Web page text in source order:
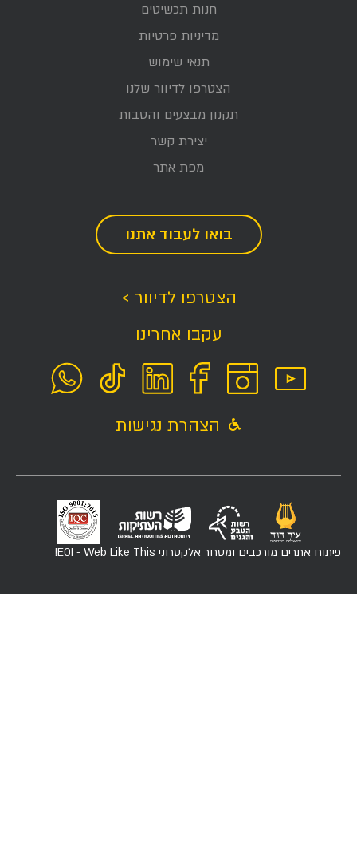
חנות תכשיטים
מדיניות פרטיות
תנאי שימוש
הצטרפו לדיוור שלנו
תקנון מבצעים והטבות
יצירת קשר
מפת אתר
בואו לעבוד אתנו
הצטרפו לדיוור >
עקבו אחרינו
הצהרת נגישות
פיתוח אתרים מורכבים ומסחר אלקטרוני EOI - Web Like This!